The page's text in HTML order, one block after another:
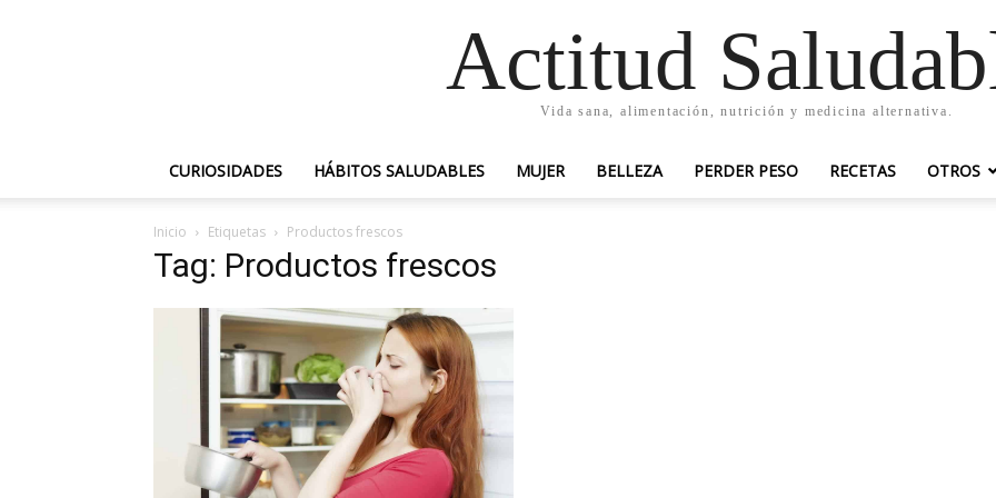
Actitud
Vida sana, alimentación, nutrición y medicina alternativa.
CURIOSIDADES HÁBITOS SALUDABLES MUJER BELLEZA PERDER PESO RECETAS OTROS
Inicio Etiquetas Productos frescos
Tag: Productos frescos